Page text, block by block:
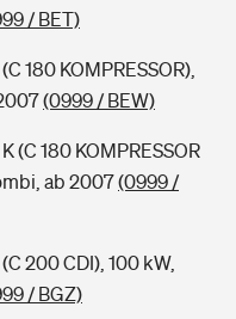
/ BET)
180 KOMPRESSOR),
(0999 / BEW)
(C 180 KOMPRESSOR
ab 2007(0999 /
200 CDI), 100 kW,
/ BGZ)